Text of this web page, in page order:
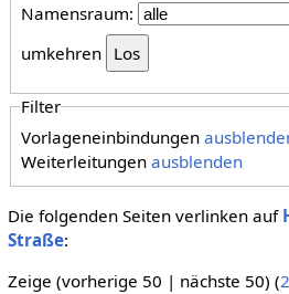
Namensraum:
umkehren
Filter
Vorlageneinbindungen
Weiterleitungenausblenden
Die folgenden Seiten verlinken auf
Straße:
Zeige (vorherige 50 | nächste 50) (